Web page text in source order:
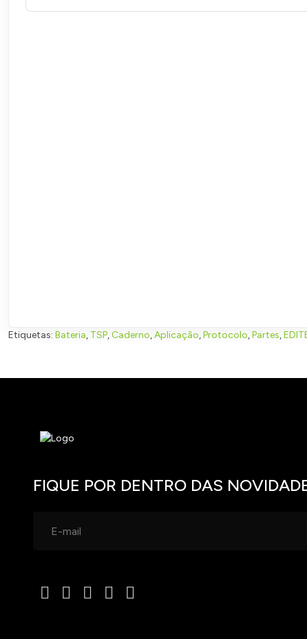
Etiquetas: Bateria, TSP,Caderno,Aplicação,Protocolo,Partes,
FIQUE POR DENTRO DAS